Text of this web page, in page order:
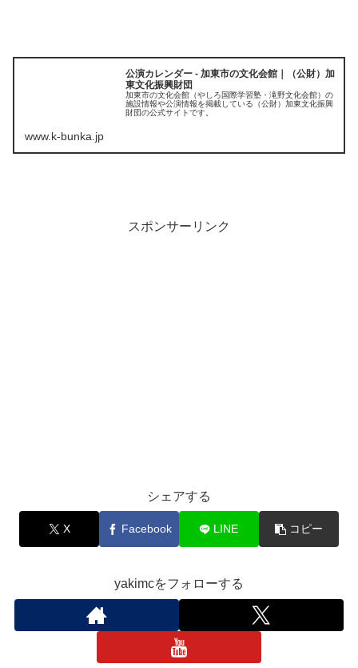
公演カレンダー - 加東市の文化会館｜（公財）加
東文化振興財団
加東市の文化会館（やしろ国際学習塾・滝野文化会館）の
施設情報や公演情報を掲載している（公財）加東文化振興
財団の公式サイトです。
www.k-bunka.jp
スポンサーリンク
シェアする
X Facebook LINE コピー
yakimcをフォローする